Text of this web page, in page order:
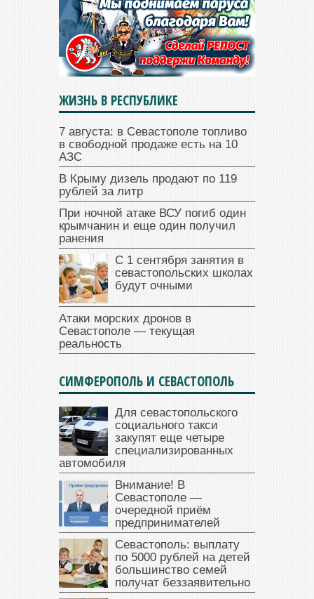
ЖИЗНЬ В РЕСПУБЛИКЕ
7 августа: в Севастополе топливо
в свободной продаже есть на 10
АЗС
В Крыму дизель продают по 119
рублей за литр
При ночной атаке ВСУ погиб один
крымчанин и еще один получил
ранения
С 1 сентября занятия в
севастопольских школах
будут очными
Атаки морских дронов в
Севастополе — текущая
реальность
СИМФЕРОПОЛЬ И СЕВАСТОПОЛЬ
Для севастопольского
социального такси
закупят еще четыре
специализированных
автомобиля
Внимание! В
Севастополе —
очередной приём
предпринимателей
Севастополь: выплату
по 5000 рублей на детей
большинство семей
получат беззаявительно